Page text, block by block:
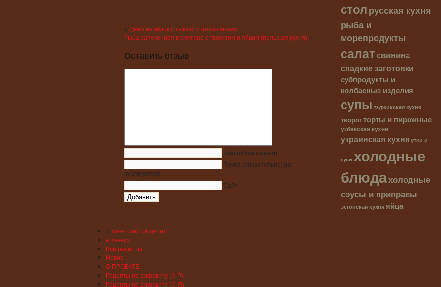
« Джем из яблок с тыквой и апельсинами
Рыба запечённая в сметане с творогом и яйцом (польская кухня) »
Оставить отзыв
Имя (обязательно)
Почта (обязательно) (не
публикуется)
Сайт
столрусская кухня
рыба и
морепродукты
салатсвинина
сладкие заготовки
субпродукты и
колбасные изделия
супы таджикская кухня
творогторты и пирожные
узбекская кухня
украинская кухня утки и
гуси холодные
блюдахолодные
соусы и приправы
эстонская кухня яйца
©советский общепит
#Наверх
Все рецепты
Новое
О ПРОЕКТЕ
Рецепты по алфавиту (А-Р)
Рецепты по алфавиту (С-Я)